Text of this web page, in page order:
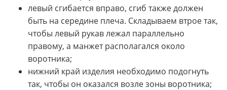
левый сгибается вправо, сгиб также должен
быть на середине плеча. Складываем втрое так,
чтобы левый рукав лежал параллельно
правому, а манжет располагался около
воротника;
нижний край изделия необходимо подогнуть
так, чтобы он оказался возле зоны воротника;